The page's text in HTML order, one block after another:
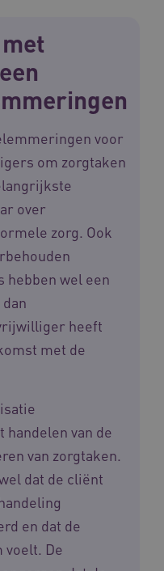
voor
om zorgtaken
over
zorg. Ook
wel een
heeft
met de
van de
van zorgtaken.
dat de cliënt
en dat de
De
vilans.blueconic.net
.youtube.com
Microsoft Corporation
.waardigheidentrots.nl
www.waardigheidentrots.nl
m906.waardigheidentrots.nl